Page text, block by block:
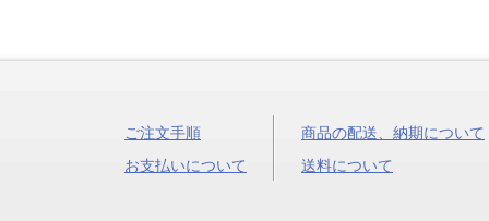
ご注文手順
お支払いについて
商品の配送、納期について
送料について